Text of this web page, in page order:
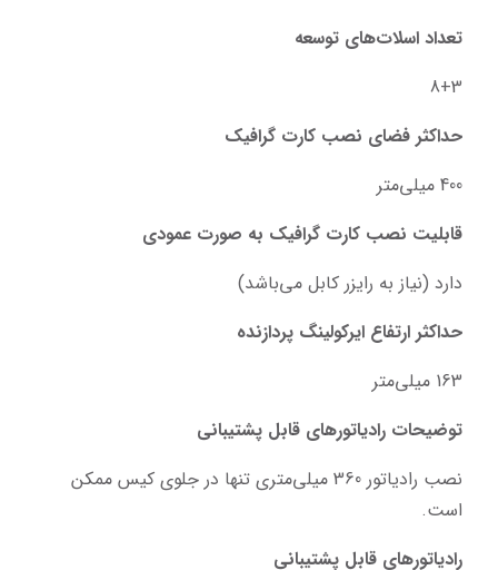
تعداد اسلات‌های توسعه
8+3
حداکثر فضای نصب کارت گرافیک
400 میلی‌‌متر
قابلیت نصب کارت گرافیک به صورت عمودی
دارد (نیاز به رایزر کابل می‌باشد)
حداکثر ارتفاع ایرکولینگ پردازنده
163 میلی‌متر
توضیحات رادیاتورهای قابل پشتیبانی
است.
رادیاتورهای قابل پشتیبانی